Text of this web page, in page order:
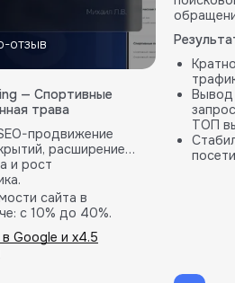
отзыв
— Спортивные
трава
продвижение
расширение
и рост
сайта в
с 10% до 40%.
количества
(лидов).
решений на основе
Google и х4.5
ТОП